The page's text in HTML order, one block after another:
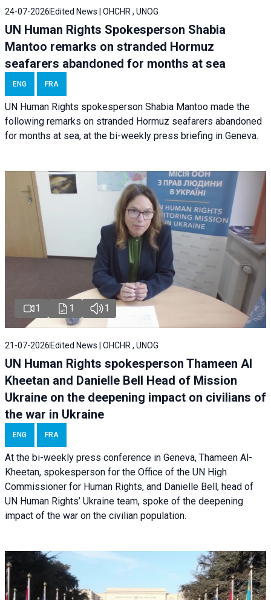
24-07-2026 Edited News | OHCHR , UNOG
UN Human Rights Spokesperson Shabia
Mantoo remarks on stranded Hormuz
seafarers abandoned for months at sea
ENG FRA
UN Human Rights spokesperson Shabia Mantoo made the
following remarks on stranded Hormuz seafarers abandoned
for months at sea, at the bi-weekly press briefing in Geneva.
1 1 1
21-07-2026 Edited News | OHCHR , UNOG
UN Human Rights spokesperson Thameen Al
Kheetan and Danielle Bell Head of Mission
Ukraine on the deepening impact on civilians of
the war in Ukraine
ENG FRA
At the bi-weekly press conference in Geneva, Thameen Al-
Kheetan, spokesperson for the Office of the UN High
Commissioner for Human Rights, and Danielle Bell, head of
UN Human Rights’ Ukraine team, spoke of the deepening
impact of the war on the civilian population.